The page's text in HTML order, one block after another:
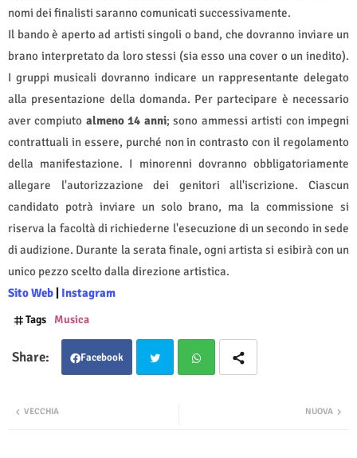
nomi dei finalisti saranno comunicati successivamente.
Il bando è aperto ad artisti singoli o band, che dovranno inviare un
brano interpretato da loro stessi (sia esso una cover o un inedito).
I gruppi musicali dovranno indicare un rappresentante delegato
alla presentazione della domanda. Per partecipare è necessario
aver compiuto almeno 14 anni; sono ammessi artisti con impegni
contrattuali in essere, purché non in contrasto con il regolamento
della manifestazione. I minorenni dovranno obbligatoriamente
allegare l'autorizzazione dei genitori all'iscrizione. Ciascun
candidato potrà inviare un solo brano, ma la commissione si
riserva la facoltà di richiederne l'esecuzione di un secondo in sede
di audizione. Durante la serata finale, ogni artista si esibirà con un
unico pezzo scelto dalla direzione artistica.
Sito Web
Instagram
Tags Musica
Facebook
NUOVA
VECCHIA